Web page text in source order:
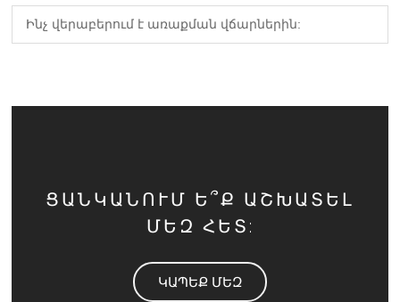
Ինչ վերաբերում է առաքման վճարներին:
ՑԱՆԿԱՆՈՒՄ Ե՞Ք ԱՇԽԱՏԵԼ
ՄԵԶ ՀԵՏ:
ԿԱՊԵՔ ՄԵԶ